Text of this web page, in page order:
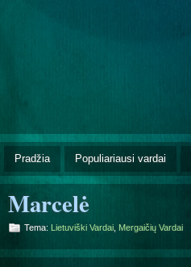
Pradžia Populiariausi vardai
Marcelė
Tema: Lietuviški Vardai Mergaičių Vardai